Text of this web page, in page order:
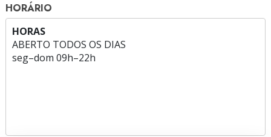
HORÁRIO
HORAS
ABERTO TODOS OS DIAS
seg–dom 09h–22h